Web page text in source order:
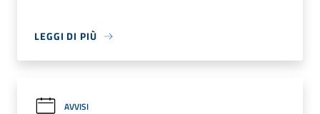
LEGGI DI PIÙ
AVVISI